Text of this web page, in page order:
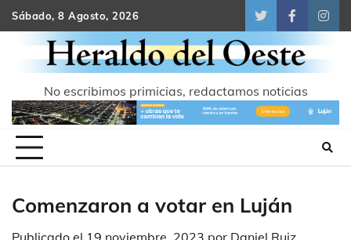
Skip
to
content
Sábado, 8 Agosto, 2026
TwitterFacebook
No escribimos primicias, redactamos noticias
Comenzaron a votar en Luján